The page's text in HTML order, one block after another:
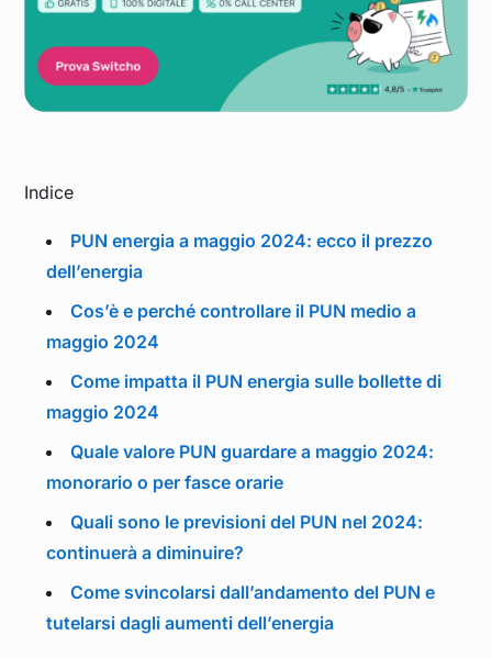
Indice
PUN energia a maggio 2024: ecco il prezzo
dell’energia
Cos’è e perché controllare il PUN medio a
maggio 2024
Come impatta il PUN energia sulle bollette di
maggio 2024
Quale valore PUN guardare a maggio 2024:
monorario o per fasce orarie
Quali sono le previsioni del PUN nel 2024:
continuerà a diminuire?
Come svincolarsi dall’andamento del PUN e
tutelarsi dagli aumenti dell’energia